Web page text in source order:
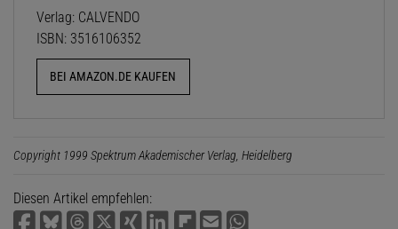
Verlag: CALVENDO
ISBN: 3516106352
BEI AMAZON.DE KAUFEN
Copyright 1999 Spektrum Akademischer Verlag, Heidelberg
Diesen Artikel empfehlen: